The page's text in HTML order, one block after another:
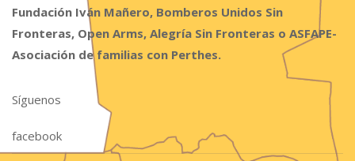
Fundación Iván Mañero, Bomberos Unidos Sin
Fronteras, Open Arms, Alegría Sin Fronteras o ASFAPE-
Asociación de familias con Perthes.
Síguenos
facebook